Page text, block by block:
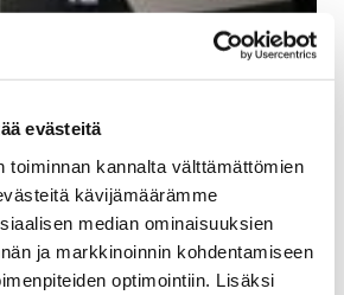
evästeitä
toiminnan kannalta välttämättömien
kävijämäärämme
median ominaisuuksien
ja markkinoinnin kohdentamiseen
optimointiin. Lisäksi